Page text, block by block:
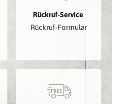
Rückruf-Service
Rückruf-Formular